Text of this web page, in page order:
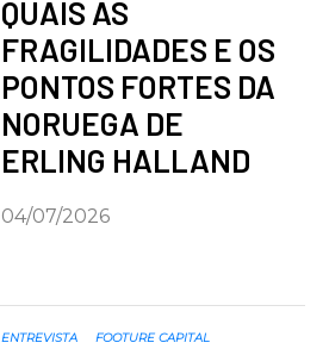
QUAIS AS
FRAGILIDADES E OS
PONTOS FORTES DA
NORUEGA DE
ERLING HALLAND
04/07/2026
ENTREVISTA
FOOTURE CAPITAL